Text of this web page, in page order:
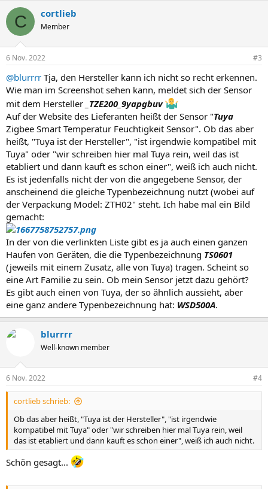
C cortlieb
Member
6 Nov. 2022 #3
@blurrrr Tja, den Hersteller kann ich nicht so recht erkennen.
Wie man im Screenshot sehen kann, meldet sich der Sensor
mit dem Hersteller _TZE200_9yapgbuv
Auf der Website des Lieferanten heißt der Sensor "Tuya
Zigbee Smart Temperatur Feuchtigkeit Sensor". Ob das aber
heißt, "Tuya ist der Hersteller", "ist irgendwie kompatibel mit
Tuya" oder "wir schreiben hier mal Tuya rein, weil das ist
etabliert und dann kauft es schon einer", weiß ich auch nicht.
Es ist jedenfalls nicht der von die angegebene Sensor, der
anscheinend die gleiche Typenbezeichnung nutzt (wobei auf
der Verpackung Model: ZTH02" steht. Ich habe mal ein Bild
gemacht:
In der von die verlinkten Liste gibt es ja auch einen ganzen
Haufen von Geräten, die die Typenbezeichnung TS0601
(jeweils mit einem Zusatz, alle von Tuya) tragen. Scheint so
eine Art Familie zu sein. Ob mein Sensor jetzt dazu gehört?
Es gibt auch einen von Tuya, der so ähnlich aussieht, aber
eine ganz andere Typenbezeichnung hat: WSD500A.
blurrrr
Well-known member
6 Nov. 2022 #4
cortlieb schrieb:
Ob das aber heißt, "Tuya ist der Hersteller", "ist irgendwie
kompatibel mit Tuya" oder "wir schreiben hier mal Tuya rein, weil
das ist etabliert und dann kauft es schon einer", weiß ich auch nicht.
Schön gesagt...